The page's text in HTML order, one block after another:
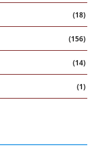
(18)
(156)
(14)
(1)